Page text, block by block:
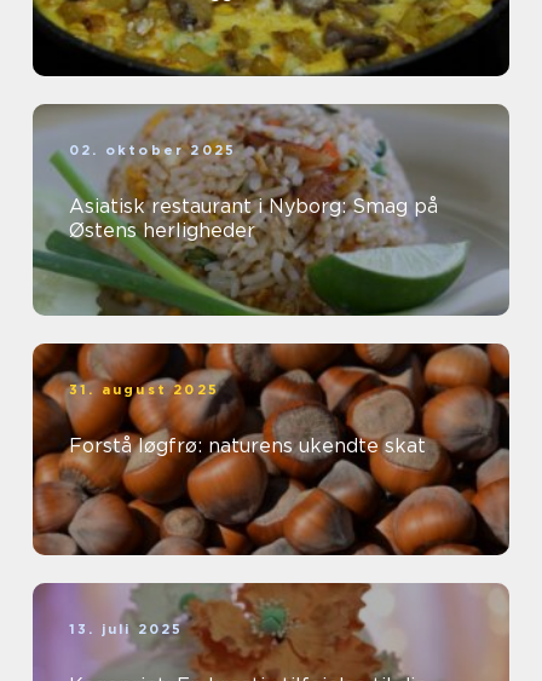
02. oktober 2025
Asiatisk restaurant i Nyborg: Smag på
Østens herligheder
31. august 2025
Forstå løgfrø: naturens ukendte skat
13. juli 2025